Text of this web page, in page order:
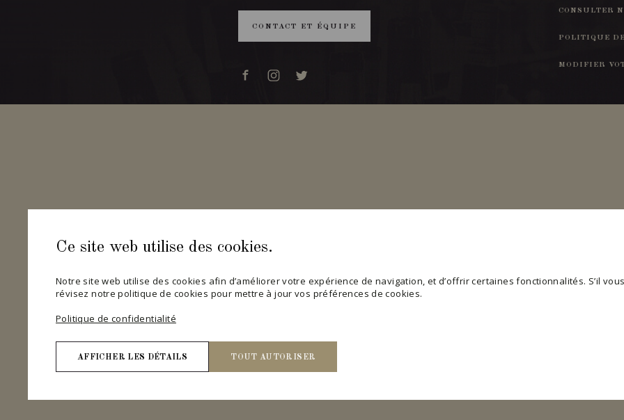
Ce site web utilise des cookies.
Notre site web utilise des cookies afin d’améliorer votre expérience de navigation, et d’offrir certaines fonctionnalités. S’il
révisez notre politique de cookies pour mettre à jour vos préférences de cookies.
Politique de confidentialité
AFFICHER LES DÉTAILS TOUT AUTORISER
Nécessaires
CONTACT ET ÉQUIPE
CONSULTER
POLITIQUE
MODIFIER